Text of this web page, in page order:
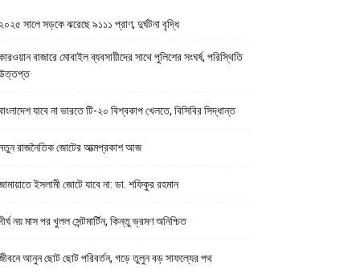
সালে সড়কে ঝরেছে ৯১১১ প্রাণ, দুর্ঘটনা বৃদ্ধি
বাজারে মোবাইল ব্যবসায়ীদের সাথে পুলিশের সংঘর্ষ, পরিস্থিতি
যাবে না ভারতে টি-২০ বিশ্বকাপ খেলতে, বিসিবির সিদ্ধান্ত
রাজনৈতিক জোটের আত্মপ্রকাশ আজ
ইসলামী জোটে যাবে না: ডা. শফিকুর রহমান
নয় মাস পর খুলল সেন্টমার্টিন, কিন্তু ভ্রমণ অনিশ্চিত
আনুন ছোট ছোট পরিবর্তন, গড়ে তুলুন বড় সাফল্যের পথ